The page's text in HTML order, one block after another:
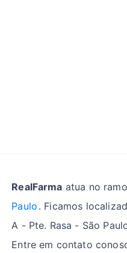
RealFarma atua no
Paulo . Ficamos
A - Pte. Rasa - São
Entre em contato